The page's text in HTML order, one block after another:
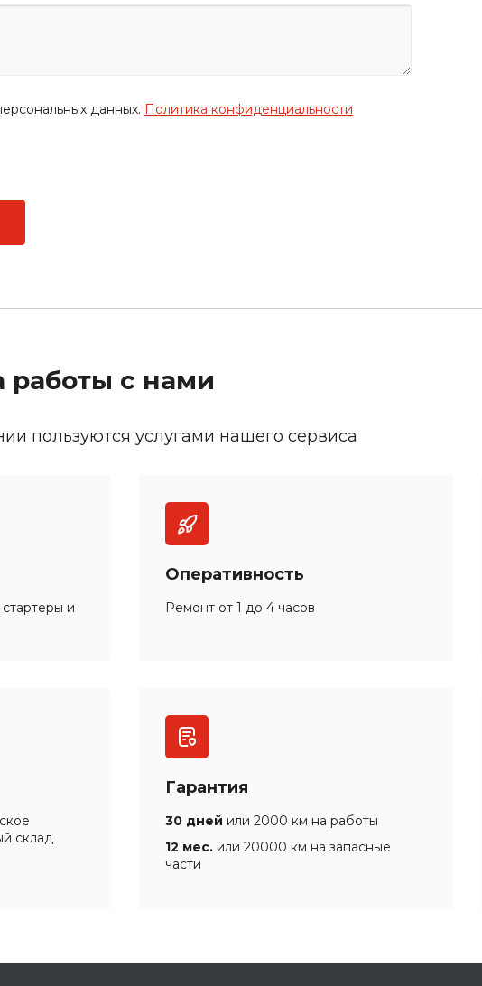
данных. Политика конфиденциальности
с нами
пользуются услугами нашего сервиса
и
Оперативность
Ремонт от 1 до 4 часов
склад
Гарантия
30 дней или 2000 км на работы
12 мес. или 20000 км на запасные
части